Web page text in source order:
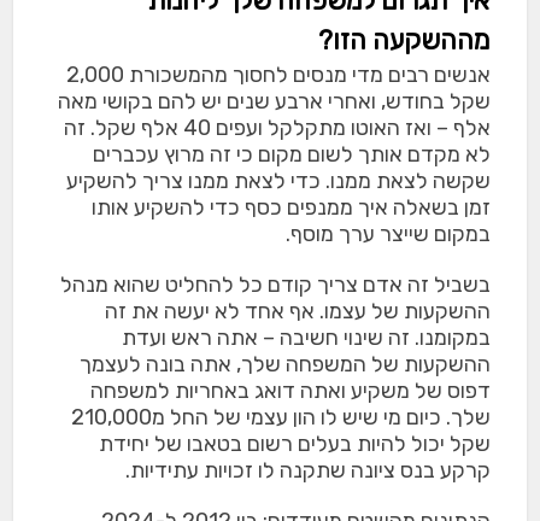
מההשקעה הזו?
אנשים רבים מדי מנסים לחסוך מהמשכורת 2,000
שקל בחודש, ואחרי ארבע שנים יש להם בקושי מאה
אלף – ואז האוטו מתקלקל ועפים 40 אלף שקל. זה
לא מקדם אותך לשום מקום כי זה מרוץ עכברים
שקשה לצאת ממנו. כדי לצאת ממנו צריך להשקיע
זמן בשאלה איך ממנפים כסף כדי להשקיע אותו
במקום שייצר ערך מוסף.
בשביל זה אדם צריך קודם כל להחליט שהוא מנהל
ההשקעות של עצמו. אף אחד לא יעשה את זה
במקומנו. זה שינוי חשיבה – אתה ראש ועדת
ההשקעות של המשפחה שלך, אתה בונה לעצמך
דפוס של משקיע ואתה דואג באחריות למשפחה
שלך. כיום מי שיש לו הון עצמי של החל מ210,000
שקל יכול להיות בעלים רשום בטאבו של יחידת
קרקע בנס ציונה שתקנה לו זכויות עתידיות.